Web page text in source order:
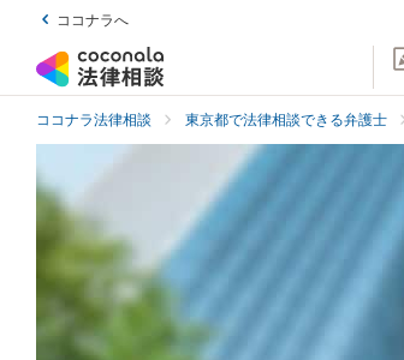
ココナラへ
ココナラ法律相談 東京都で法律相談できる弁護士